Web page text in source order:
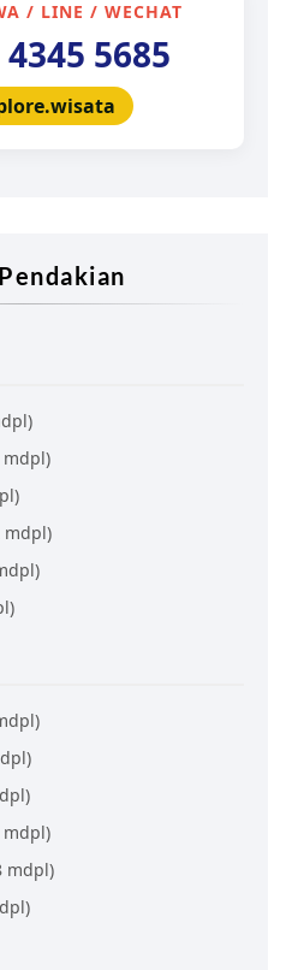
/ LINE / WECHAT
5685
mdpl)
mdpl)
mdpl)
mdpl)